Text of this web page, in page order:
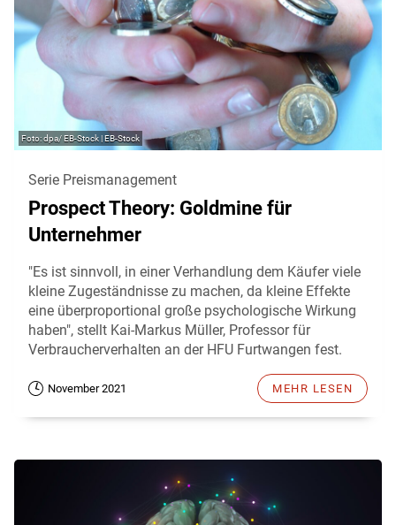
dpa/ EB-Stock | EB-Stock
Serie Preismanagement
Prospect Theory: Goldmine für
Unternehmer
"Es ist sinnvoll, in einer Verhandlung dem Käufer viele
kleine Zugeständnisse zu machen, da kleine Effekte
eine überproportional große psychologische Wirkung
haben", stellt Kai-Markus Müller, Professor für
Verbraucherverhalten an der HFU Furtwangen fest.
November 2021 MEHR LESEN